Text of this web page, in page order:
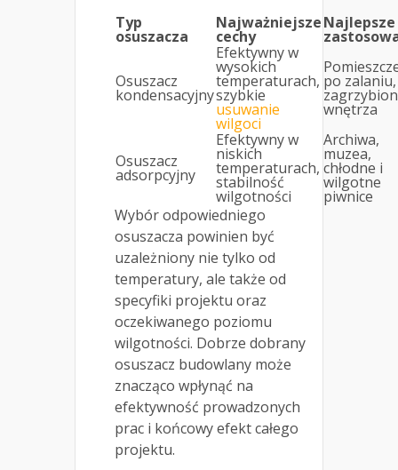
Typ
osuszacza
Najważniejsze
cechy
Najlepsze
Osuszacz
kondensacyjny
Efektywny w
wysokich
temperaturach,
szybkie
usuwanie
wilgoci
po zalaniu,
wnętrza
Osuszacz
adsorpcyjny
Efektywny w
niskich
temperaturach,
stabilność
wilgotności
Archiwa,
muzea,
chłodne i
wilgotne
piwnice
Wybór odpowiedniego
osuszacza powinien być
uzależniony nie tylko od
temperatury, ale także od
specyfiki projektu oraz
oczekiwanego poziomu
wilgotności. Dobrze dobrany
osuszacz budowlany może
znacząco wpłynąć na
efektywność prowadzonych
prac i końcowy efekt całego
projektu.